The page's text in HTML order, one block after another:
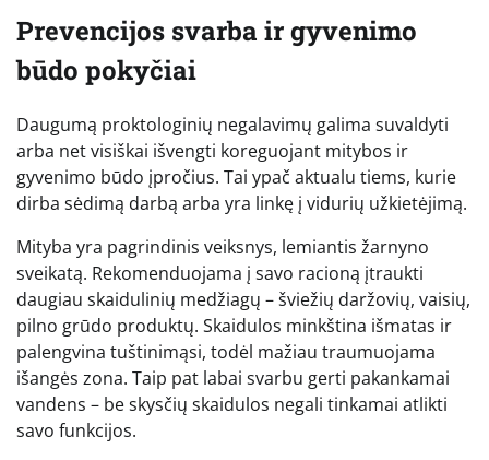
Prevencijos svarba ir gyvenimo
būdo pokyčiai
Daugumą proktologinių negalavimų galima suvaldyti
arba net visiškai išvengti koreguojant mitybos ir
gyvenimo būdo įpročius. Tai ypač aktualu tiems, kurie
dirba sėdimą darbą arba yra linkę į vidurių užkietėjimą.
Mityba yra pagrindinis veiksnys, lemiantis žarnyno
sveikatą. Rekomenduojama į savo racioną įtraukti
daugiau skaidulinių medžiagų – šviežių daržovių, vaisių,
pilno grūdo produktų. Skaidulos minkština išmatas ir
palengvina tuštinimąsi, todėl mažiau traumuojama
išangės zona. Taip pat labai svarbu gerti pakankamai
vandens – be skysčių skaidulos negali tinkamai atlikti
savo funkcijos.